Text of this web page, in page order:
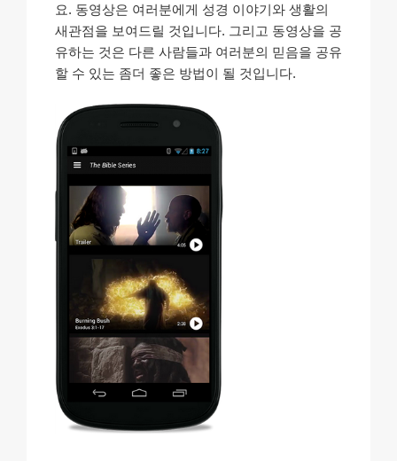
요. 동영상은 여러분에게 성경 이야기와 생활의
새관점을 보여드릴 것입니다. 그리고 동영상을 공
유하는 것은 다른 사람들과 여러분의 믿음을 공유
할 수 있는 좀더 좋은 방법이 될 것입니다.